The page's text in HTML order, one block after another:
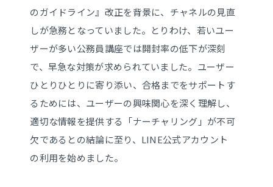
のガイドライン』改正を背景に、チャネルの見直
しが急務となっていました。とりわけ、若いユー
ザーが多い公務員講座では開封率の低下が深刻
で、早急な対策が求められていました。ユーザー
ひとりひとりに寄り添い、合格までをサポートす
るためには、ユーザーの興味関心を深く理解し、
適切な情報を提供する「ナーチャリング」が不可
欠であるとの結論に至り、LINE公式アカウント
の利用を始めました。